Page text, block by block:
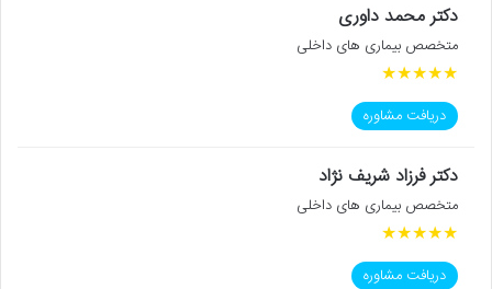
دکتر محمد داوری
متخصص بیماری های داخلی
★
★
★
★
★
دریافت مشاوره
دکتر فرزاد شریف نژاد
متخصص بیماری های داخلی
★
★
★
★
★
دریافت مشاوره